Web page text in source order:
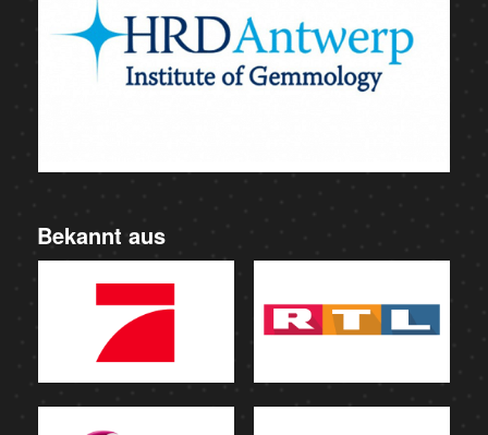
Bekannt aus